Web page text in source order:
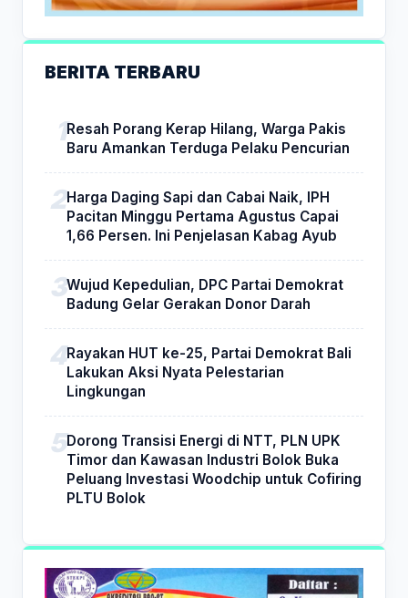
BERITA TERBARU
Resah Porang Kerap Hilang, Warga Pakis
Baru Amankan Terduga Pelaku Pencurian
Harga Daging Sapi dan Cabai Naik, IPH
Pacitan Minggu Pertama Agustus Capai
1,66 Persen. Ini Penjelasan Kabag Ayub
Wujud Kepedulian, DPC Partai Demokrat
Badung Gelar Gerakan Donor Darah
Rayakan HUT ke-25, Partai Demokrat Bali
Lakukan Aksi Nyata Pelestarian
Lingkungan
Dorong Transisi Energi di NTT, PLN UPK
Timor dan Kawasan Industri Bolok Buka
Peluang Investasi Woodchip untuk Cofiring
PLTU Bolok